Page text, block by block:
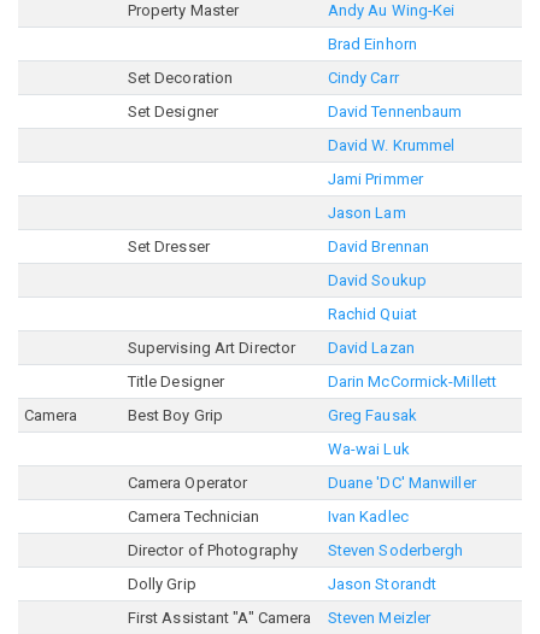
Property Master
Andy Au Wing-Kei
Brad Einhorn
Set Decoration
Cindy Carr
Set Designer
David Tennenbaum
David W. Krummel
Jami Primmer
Jason Lam
Set Dresser
David Brennan
David Soukup
Rachid Quiat
Supervising Art Director
David Lazan
Title Designer
Darin McCormick-Millett
Camera
Best Boy Grip
Greg Fausak
Wa-wai Luk
Camera Operator
Duane 'DC' Manwiller
Camera Technician
Ivan Kadlec
Director of Photography
Steven Soderbergh
Dolly Grip
Jason Storandt
First Assistant "A" Camera
Steven Meizler